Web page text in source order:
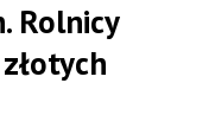
Rolnicy